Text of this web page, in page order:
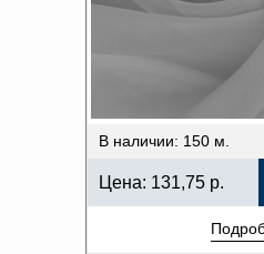
В наличии: 150 м.
Цена: 131,75 р.